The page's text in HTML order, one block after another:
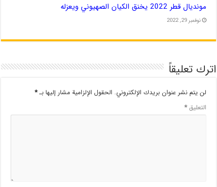
مونديال قطر 2022 يخنق الكيان الصهيوني ويعزله
نوفمبر 29, 2022
اترك تعليقاً
لن يتم نشر عنوان بريدك الإلكتروني. الحقول الإلزامية مشار إليها بـ*
التعليق*